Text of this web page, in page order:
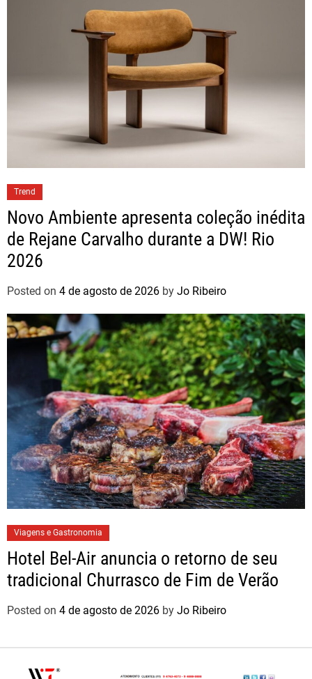
Trend
Novo Ambiente apresenta coleção inédita
de Rejane Carvalho durante a DW! Rio
2026
Posted on 4 de agosto de 2026 by Jo Ribeiro
Viagens e Gastronomia
Hotel Bel-Air anuncia o retorno de seu
tradicional Churrasco de Fim de Verão
Posted on 4 de agosto de 2026 by Jo Ribeiro